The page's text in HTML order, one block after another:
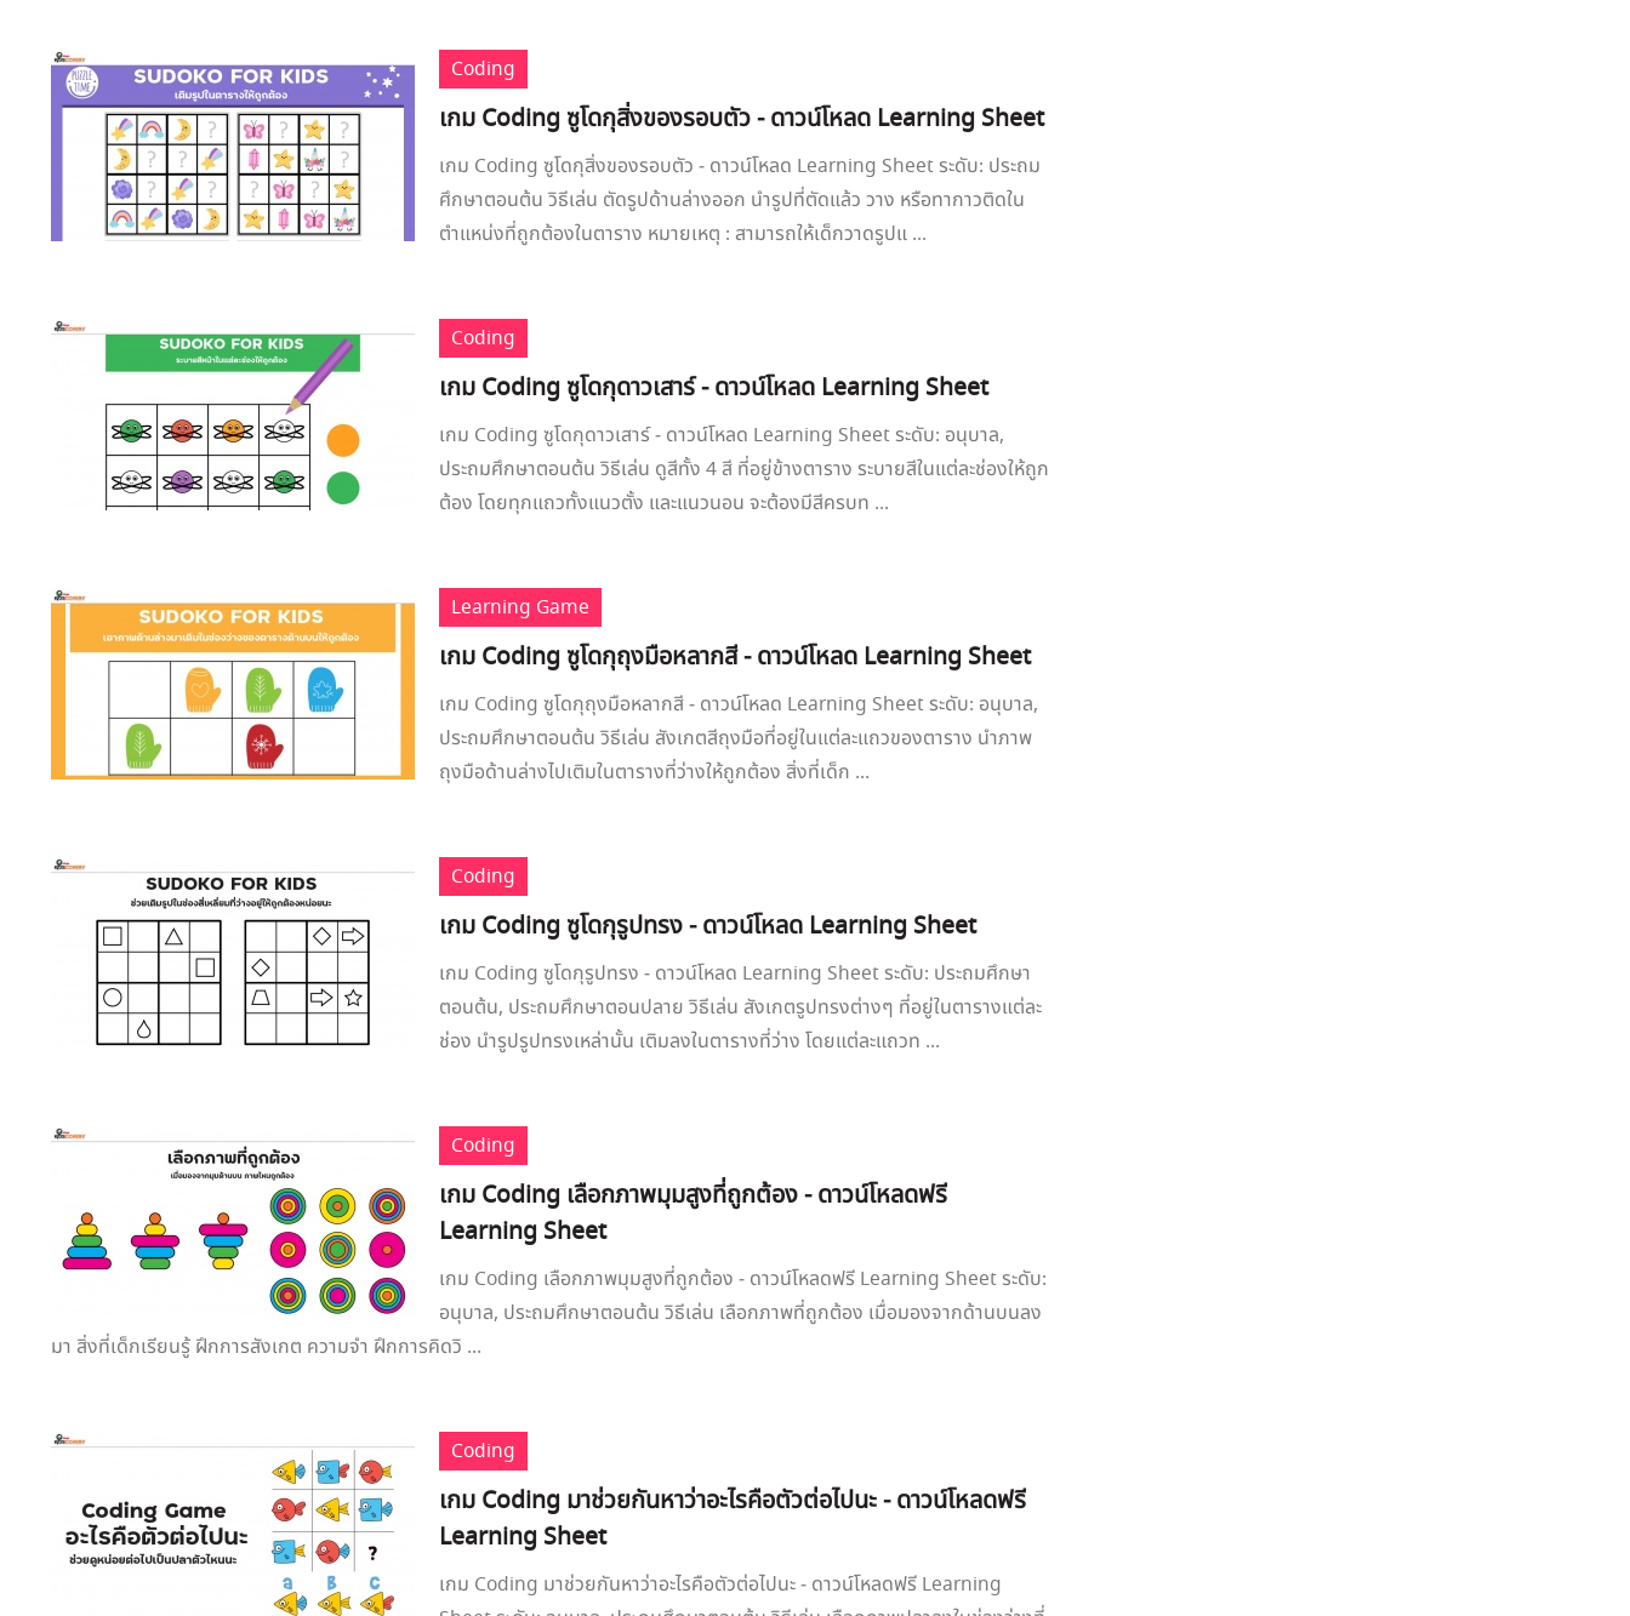
Coding
เกม Coding ซูโดกุสิ่งของรอบตัว - ดาวน์โหลด Learning Sheet
เกม Coding ซูโดกุสิ่งของรอบตัว - ดาวน์โหลด Learning Sheet ระดับ: ประถม
ศึกษาตอนต้น วิธีเล่น ตัดรูปด้านล่างออก นำรูปที่ตัดแล้ว วาง หรือทากาวติดใน
ตำแหน่งที่ถูกต้องในตาราง หมายเหตุ : สามารถให้เด็กวาดรูปแ ...
Coding
เกม Coding ซูโดกุดาวเสาร์ - ดาวน์โหลด Learning Sheet
เกม Coding ซูโดกุดาวเสาร์ - ดาวน์โหลด Learning Sheet ระดับ: อนุบาล,
ประถมศึกษาตอนต้น วิธีเล่น ดูสีทั้ง 4 สี ที่อยู่ข้างตาราง ระบายสีในแต่ละช่องให้ถูก
ต้อง โดยทุกแถวทั้งแนวตั้ง และแนวนอน จะต้องมีสีครบท ...
Learning Game
เกม Coding ซูโดกุถุงมือหลากสี - ดาวน์โหลด Learning Sheet
เกม Coding ซูโดกุถุงมือหลากสี - ดาวน์โหลด Learning Sheet ระดับ: อนุบาล,
ประถมศึกษาตอนต้น วิธีเล่น สังเกตสีถุงมือที่อยู่ในแต่ละแถวของตาราง นำภาพ
ถุงมือด้านล่างไปเติมในตารางที่ว่างให้ถูกต้อง สิ่งที่เด็ก ...
Coding
เกม Coding ซูโดกุรูปทรง - ดาวน์โหลด Learning Sheet
เกม Coding ซูโดกุรูปทรง - ดาวน์โหลด Learning Sheet ระดับ: ประถมศึกษา
ตอนต้น, ประถมศึกษาตอนปลาย วิธีเล่น สังเกตรูปทรงต่างๆ ที่อยู่ในตารางแต่ละ
ช่อง นำรูปรูปทรงเหล่านั้น เติมลงในตารางที่ว่าง โดยแต่ละแถวท ...
Coding
เกม Coding เลือกภาพมุมสูงที่ถูกต้อง - ดาวน์โหลดฟรี
Learning Sheet
เกม Coding เลือกภาพมุมสูงที่ถูกต้อง - ดาวน์โหลดฟรี Learning Sheet ระดับ:
อนุบาล, ประถมศึกษาตอนต้น วิธีเล่น เลือกภาพที่ถูกต้อง เมื่อมองจากด้านบนลง
มา สิ่งที่เด็กเรียนรู้ ฝึกการสังเกต ความจำ ฝึกการคิดวิ ...
Coding
เกม Coding มาช่วยกันหาว่าอะไรคือตัวต่อไปนะ - ดาวน์โหลดฟรี
Learning Sheet
เกม Coding มาช่วยกันหาว่าอะไรคือตัวต่อไปนะ - ดาวน์โหลดฟรี Learning